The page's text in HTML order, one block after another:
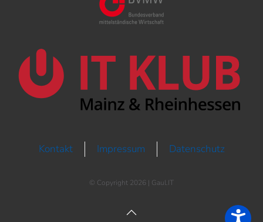
Kontakt Impressum Datenschutz
© Copyright 2026 | Gaul.IT